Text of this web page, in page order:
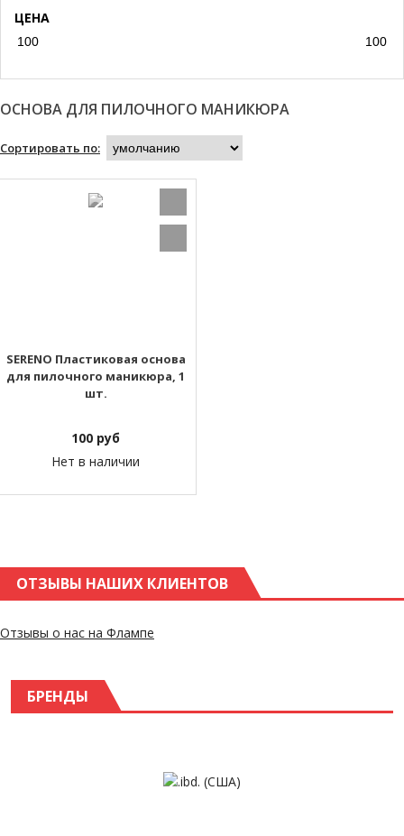
ЦЕНА
ОСНОВА ДЛЯ ПИЛОЧНОГО МАНИКЮРА
Сортировать по:
SERENO Пластиковая основа
для пилочного маникюра, 1
шт.
100 руб
Нет в наличии
ОТЗЫВЫ НАШИХ КЛИЕНТОВ
Отзывы о нас на Флампе
БРЕНДЫ